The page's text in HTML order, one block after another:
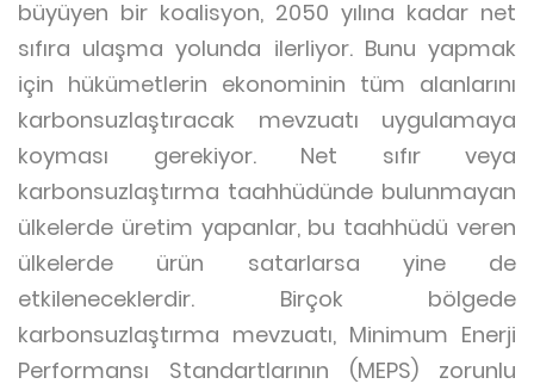
büyüyen bir koalisyon, 2050 yılına kadar net
sıfıra ulaşma yolunda ilerliyor. Bunu yapmak
için hükümetlerin ekonominin tüm alanlarını
karbonsuzlaştıracak mevzuatı uygulamaya
koyması gerekiyor. Net sıfır veya
karbonsuzlaştırma taahhüdünde bulunmayan
ülkelerde üretim yapanlar, bu taahhüdü veren
ülkelerde ürün satarlarsa yine de
etkileneceklerdir. Birçok bölgede
karbonsuzlaştırma mevzuatı, Minimum Enerji
Performansı Standartlarının (MEPS) zorunlu